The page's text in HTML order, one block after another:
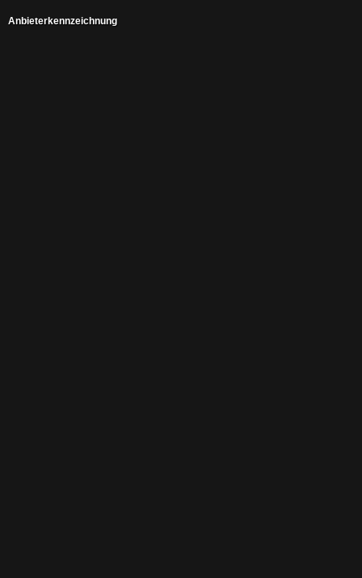
Anbieterkennzeichnung